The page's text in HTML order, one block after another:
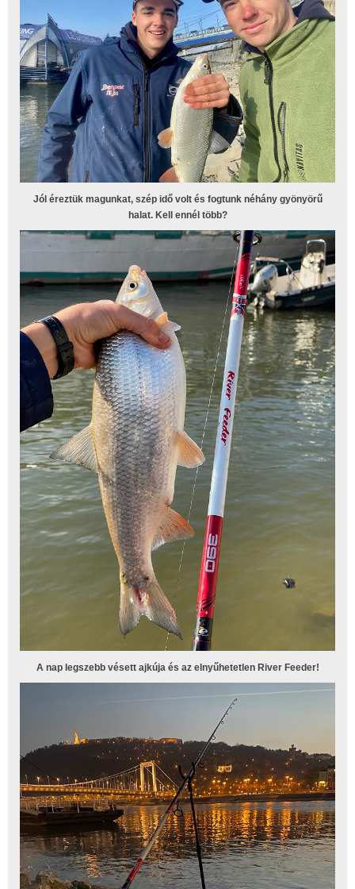
Jól éreztük magunkat, szép idő volt és fogtunk néhány gyönyörű
halat. Kell ennél több?
A nap legszebb vésett ajkúja és az elnyűhetetlen River Feeder!